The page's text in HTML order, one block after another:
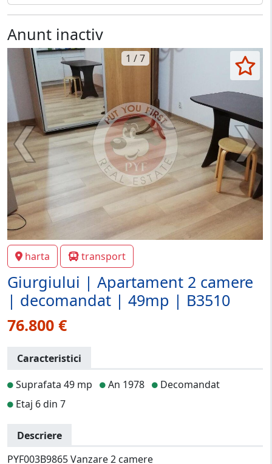
Anunt inactiv
1 / 7
harta transport
Giurgiului | Apartament 2 camere
| decomandat | 49mp | B3510
76.800 €
Caracteristici
Suprafata 49 mp
An 1978
Decomandat
Etaj 6 din 7
Descriere
PYF003B9865 Vanzare 2 camere